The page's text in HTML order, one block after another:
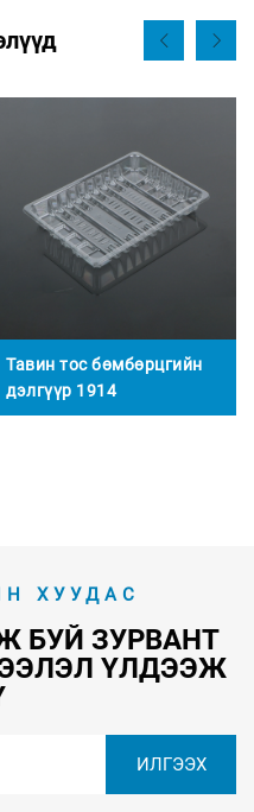
Тавин тос бөмбөрцгийн
дэлгүүр 1914
ХУУДАС
БУЙ ЗУРВАНТ
ҮЛДЭЭЖ